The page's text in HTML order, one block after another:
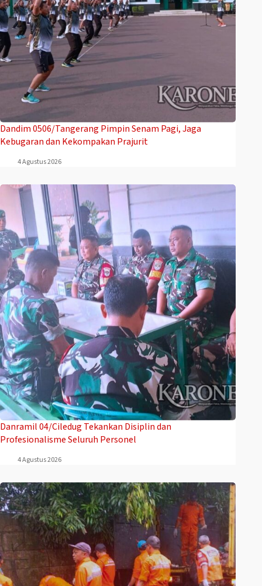
Dandim 0506/Tangerang Pimpin Senam Pagi, Jaga
Kebugaran dan Kekompakan Prajurit
4 Agustus 2026
Danramil 04/Ciledug Tekankan Disiplin dan
Profesionalisme Seluruh Personel
4 Agustus 2026